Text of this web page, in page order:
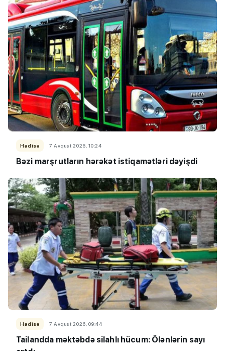
Hadisə 7 Avqust 2026, 10:24
Bəzi marşrutların hərəkət istiqamətləri dəyişdi
Hadisə 7 Avqust 2026, 09:44
Tailandda məktəbdə silahlı hücum: Ölənlərin sayı